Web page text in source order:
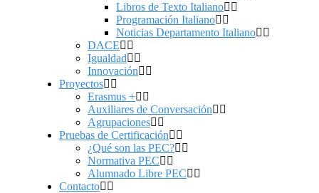
Libros de Texto Italiano
Programación Italiano
Noticias Departamento Italiano
DACE
Igualdad
Innovación
Proyectos
Erasmus +
Auxiliares de Conversación
Agrupaciones
Pruebas de Certificación
¿Qué son las PEC?
Normativa PEC
Alumnado Libre PEC
Contacto